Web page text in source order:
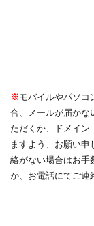
※モバイルやパソコ
合、メールが届かな
ただくか、ドメイン
ますよう、お願い申
絡がない場合はお手
か、お電話にてご連